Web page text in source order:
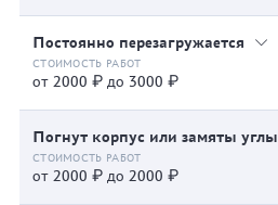
Постоянно перезагружается
от 2000 ₽ до 3000 ₽
Погнут корпус или замяты углы
от 2000 ₽ до 2000 ₽